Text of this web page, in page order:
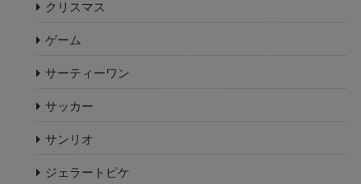
クリスマス
ゲーム
サーティーワン
サッカー
サンリオ
ジェラートピケ